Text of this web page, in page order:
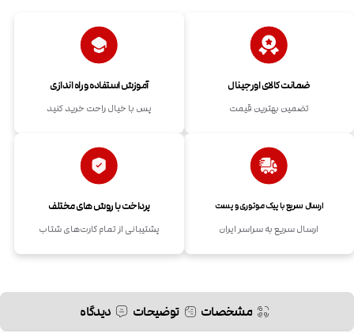
ضمانت کالای اورجینال
تضمین بهترین قیمت
آموزش استفاده و راه اندازی
پس با خیال راحت خرید کنید
ارسال سریع با پیک موتوری و پست
ارسال سریع به سراسر ایران
پرداخت با روش های مختلف
پشتیبانی از تمام کارت‌های شتاب
مشخصات توضیحات دیدگاه